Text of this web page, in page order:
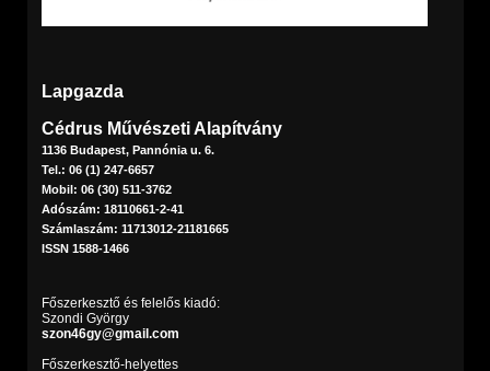
Lapgazda
Cédrus Művészeti Alapítvány
1136 Budapest, Pannónia u. 6.
Tel.: 06 (1) 247-6657
Mobil: 06 (30) 511-3762
Adószám: 18110661-2-41
Számlaszám: 11713012-21181665
ISSN 1588-1466
Főszerkesztő és felelős kiadó:
Szondi György
szon46gy@gmail.com
Főszerkesztő-helyettes